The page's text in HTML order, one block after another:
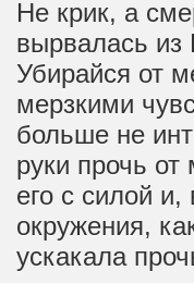
Не крик, а
вырвалась из
Убирайся от
мерзкими
больше не
руки прочь
его с силой
окружения,
ускакала